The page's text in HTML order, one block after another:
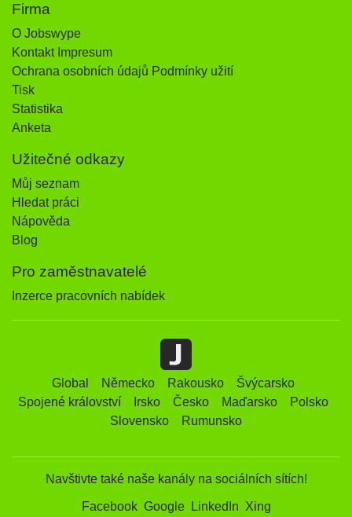
Firma
O Jobswype
Kontakt Impresum
Ochrana osobních údajů Podmínky užití
Tisk
Statistika
Anketa
Užitečné odkazy
Můj seznam
Hledat práci
Nápověda
Blog
Pro zaměstnavatelé
Inzerce pracovních nabídek
Global Německo Rakousko
Švýcarsko
Spojené království
Irsko Česko Maďarsko
Polsko
Slovensko
Rumunsko
Navštivte také naše kanály na sociálních sítích!
Facebook Google LinkedIn Xing